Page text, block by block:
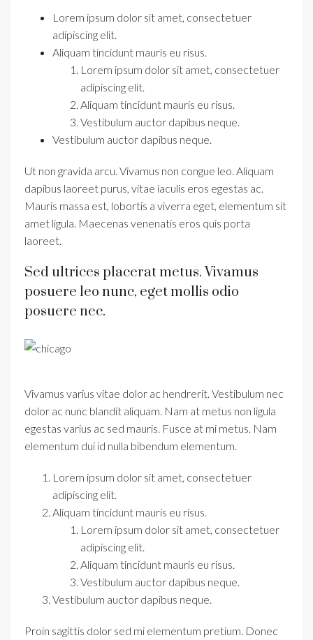
Lorem ipsum dolor sit amet, consectetuer
adipiscing elit.
Aliquam tincidunt mauris eu risus.
Lorem ipsum dolor sit amet, consectetuer
adipiscing elit.
Aliquam tincidunt mauris eu risus.
Vestibulum auctor dapibus neque.
Vestibulum auctor dapibus neque.
Ut non gravida arcu. Vivamus non congue leo. Aliquam
dapibus laoreet purus, vitae iaculis eros egestas ac.
Mauris massa est, lobortis a viverra eget, elementum sit
amet ligula. Maecenas venenatis eros quis porta
laoreet.
Sed ultrices placerat metus. Vivamus
posuere leo nunc, eget mollis odio
posuere nec.
Vivamus varius vitae dolor ac hendrerit. Vestibulum nec
dolor ac nunc blandit aliquam. Nam at metus non ligula
egestas varius ac sed mauris. Fusce at mi metus. Nam
elementum dui id nulla bibendum elementum.
Lorem ipsum dolor sit amet, consectetuer
adipiscing elit.
Aliquam tincidunt mauris eu risus.
Lorem ipsum dolor sit amet, consectetuer
adipiscing elit.
Aliquam tincidunt mauris eu risus.
Vestibulum auctor dapibus neque.
Vestibulum auctor dapibus neque.
Proin sagittis dolor sed mi elementum pretium. Donec